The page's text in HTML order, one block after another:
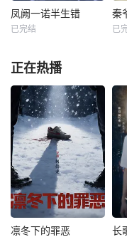
凤阙一诺半生错
已完结
秦
已
正在热播
凛冬下的罪恶 长